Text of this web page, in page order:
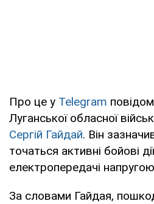
Про це у Telegram
Луганської обласної
Сергій Гайдай. Він
точаться активні бойові
електропередачі
За словами Гайдая,